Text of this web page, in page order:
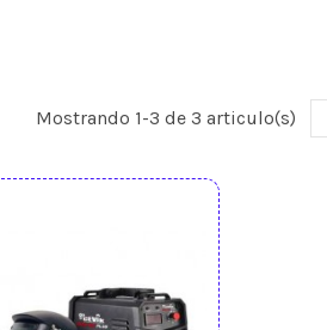
Mostrando 1-3 de 3 articulo(s)